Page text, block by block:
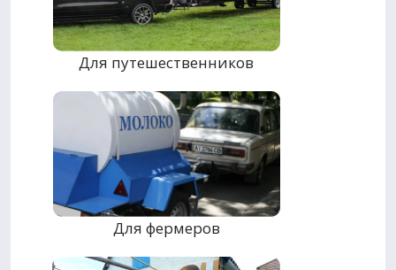
Для путешественников
Для фермеров